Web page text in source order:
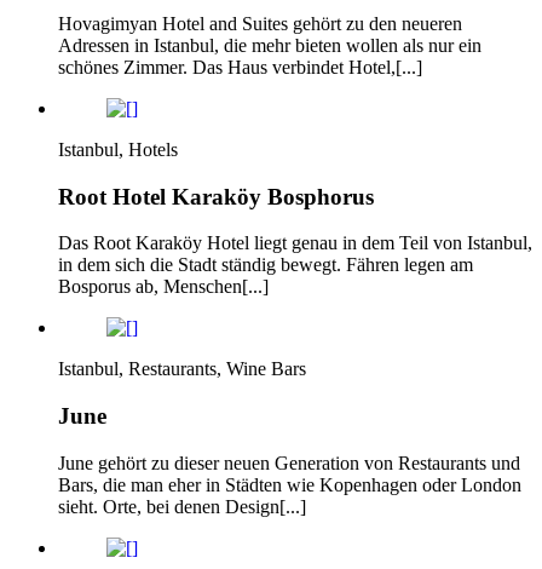
Hovagimyan Hotel and Suites gehört zu den neueren
Adressen in Istanbul, die mehr bieten wollen als nur ein
schönes Zimmer. Das Haus verbindet Hotel,[...]
Istanbul, Hotels
Root Hotel Karaköy Bosphorus
Das Root Karaköy Hotel liegt genau in dem Teil von Istanbul,
in dem sich die Stadt ständig bewegt. Fähren legen am
Bosporus ab, Menschen[...]
Istanbul, Restaurants, Wine Bars
June
June gehört zu dieser neuen Generation von Restaurants und
Bars, die man eher in Städten wie Kopenhagen oder London
sieht. Orte, bei denen Design[...]